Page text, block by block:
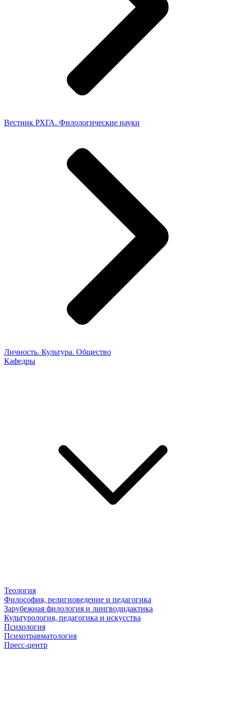
Вестник РХГА. Филологические науки
Личность. Культура. Общество
Кафедры
Теология
Философия, религиоведение и педагогика
Зарубежная филология и лингводидактика
Культурология, педагогика и искусства
Психология
Психотравматология
Пресс-центр